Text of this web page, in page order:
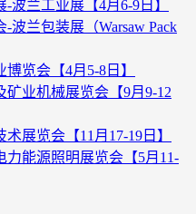
波兰工业展【4月6-9日】
波兰包装展（Warsaw Pack
览会【4月5-8日】
矿业机械展览会【9月9-12
展览会【11月17-19日】
力能源照明展览会【5月11-